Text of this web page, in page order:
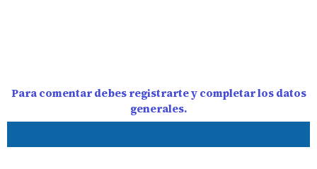
Para comentar debes registrarte y completar los datos
generales.